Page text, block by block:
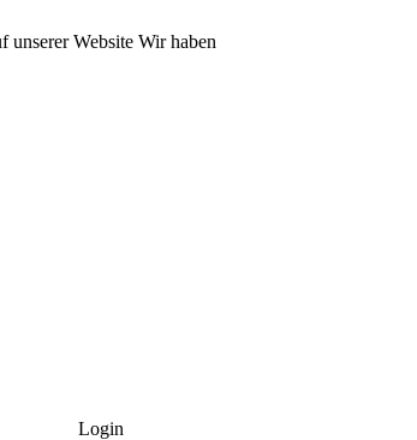
unserer Website Wir haben von Ts3 zu Discord
Login